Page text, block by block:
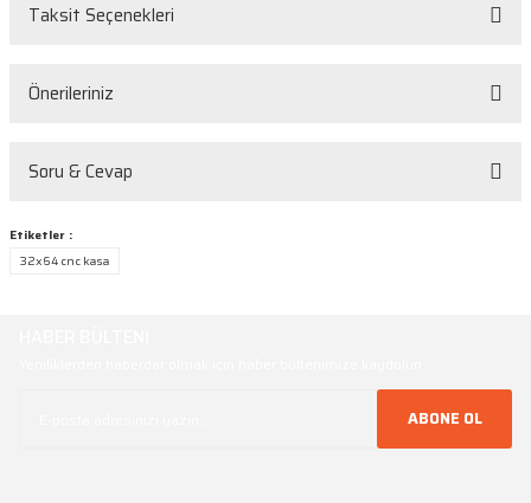
Taksit Seçenekleri
Önerileriniz
yetersiz gördüğünüz noktaları öneri formunu kullanarak tarafımıza
Soru & Cevap
Etiketler :
32x64 cnc kasa
ABONE OL